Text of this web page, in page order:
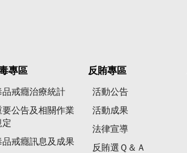
專區
品戒癮治療統計
要公告及相關作業
定
品戒癮訊息及成果
反賄專區
活動公告
活動成果
法律宣導
反賄選Ｑ＆Ａ